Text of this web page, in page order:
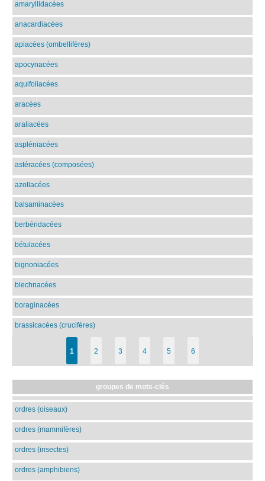
amaryllidacées
anacardiacées
apiacées (ombellifères)
apocynacées
aquifoliacées
aracées
araliacées
aspléniacées
astéracées (composées)
azollacées
balsaminacées
berbéridacées
bétulacées
bignoniacées
blechnacées
boraginacées
brassicacées (crucifères)
1 2 3 4 5 6
groupes de mots-clés
ordres (oiseaux)
ordres (mammifères)
ordres (insectes)
ordres (amphibiens)